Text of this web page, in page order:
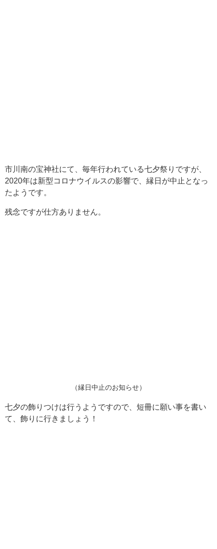
市川南の宝神社にて、毎年行われている七夕祭りですが、
2020年は新型コロナウイルスの影響で、縁日が中止となっ
たようです。
残念ですが仕方ありません。
（縁日中止のお知らせ）
七夕の飾りつけは行うようですので、短冊に願い事を書い
て、飾りに行きましょう！